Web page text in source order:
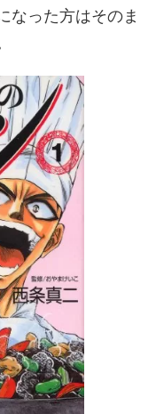
なった方はそのま